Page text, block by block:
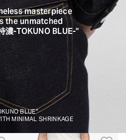
masterpiece
the unmatched
濃-TOKUNO BLUE-"
BLUE”
MINIMAL SHRINKAGE